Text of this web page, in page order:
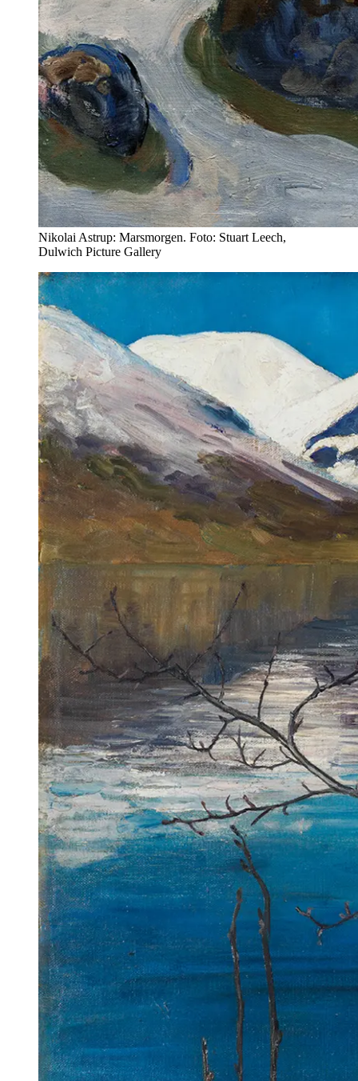
Nikolai Astrup: Marsmorgen. Foto: Stuart Leech,
Dulwich Picture Gallery